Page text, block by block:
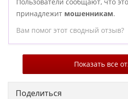
принадлежит мошенникам.
Вам помог этот сводный отзыв?
Показать все
Поделиться